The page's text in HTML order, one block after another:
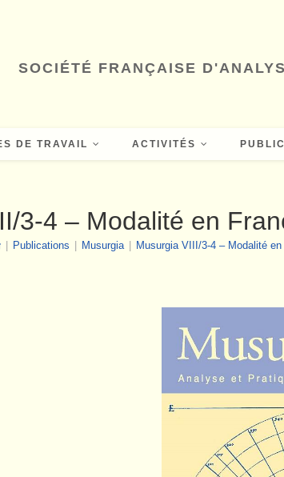
SOCIÉTÉ FRANÇAISE
DE TRAVAIL ACTIVITÉS
3-4 – Modalité en
Publications Musurgia Musurgia VIII/3-4 – Modalité